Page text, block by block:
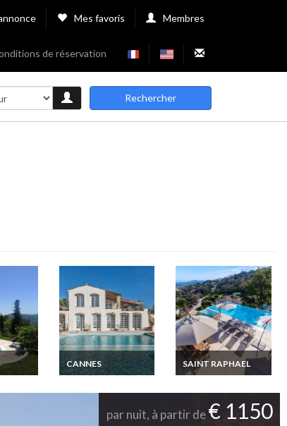
Mes favoris Membres
de réservation
Rechercher
Nice
CANNES
Location Villa Cote d
SAINT RAPHAEL
Location Villa Cote d
privée jacuzzi 15
mins de Cannes
par nuit, à partir de€ 1150